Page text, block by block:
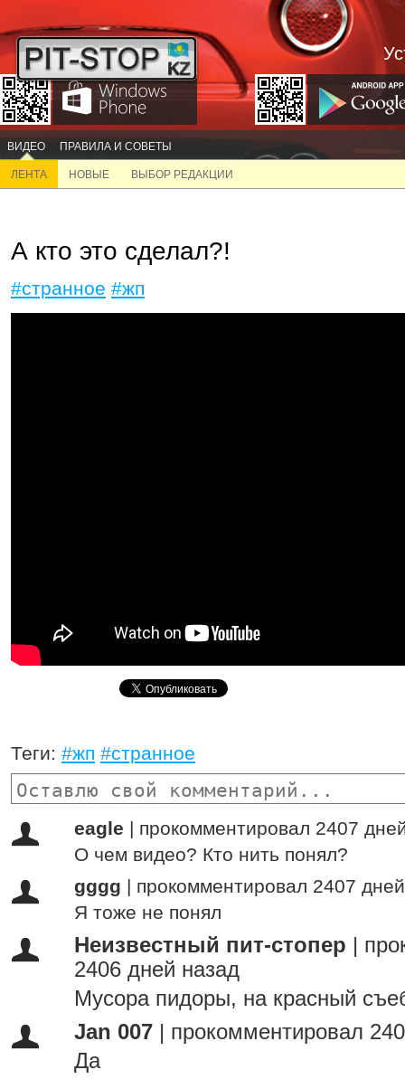
ВИДЕО ПРАВИЛА И СОВЕТЫ
ЛЕНТА НОВЫЕ ВЫБОР РЕДАКЦИИ
А кто это сделал?!
#странное #жп
Теги: #жп #странное
eagle | прокомментировал 2407
О чем видео? Кто нить понял?
gggg | прокомментировал 2407
Я тоже не понял
Неизвестный пит-стопер
2406 дней назад
Мусора пидоры, на красный
Jan 007
прокомментировал
Да